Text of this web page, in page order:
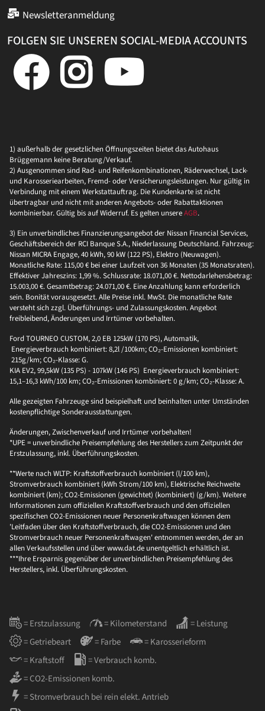
Newsletteranmeldung
FOLGEN SIE UNSEREN SOCIAL-MEDIA ACCOUNTS
1) außerhalb der gesetzlichen Öffnungszeiten bietet das Autohaus
Brüggemann keine Beratung/Verkauf.
2) Ausgenommen sind Rad- und Reifenkombinationen, Räderwechsel, Lack-
und Karosseriearbeiten, Fremd- oder Versicherungsleistungen. Nur gültig in
Verbindung mit einem Werkstattauftrag. Die Kundenkarte ist nicht
übertragbar und nicht mit anderen Angebots- oder Rabattaktionen
kombinierbar. Gültig bis auf Widerruf. Es gelten unsereAGB.
3) Ein unverbindliches Finanzierungsangebot der Nissan Financial Services,
Geschäftsbereich der RCI Banque S.A., Niederlassung Deutschland. Fahrzeug:
Nissan MICRA Engage, 40 kWh, 90 kW (122 PS), Elektro (Neuwagen).
Monatliche Rate: 115,00 € bei einer Laufzeit von 36 Monaten (35 Monatsraten).
Effektiver Jahreszins: 1,99 %. Schlussrate: 18.071,00 €. Nettodarlehensbetrag:
15.003,00 €. Gesamtbetrag: 24.071,00 €. Eine Anzahlung kann erforderlich
sein. Bonität vorausgesetzt. Alle Preise inkl. MwSt. Die monatliche Rate
versteht sich zzgl. Überführungs- und Zulassungskosten. Angebot
freibleibend, Änderungen und Irrtümer vorbehalten.
Ford TOURNEO CUSTOM, 2,0 EB 125kW (170 PS), Automatik,
Energieverbrauch kombiniert: 8,2l /100km; CO₂-Emissionen kombiniert:
215g/km; CO₂-Klasse: G.
KIA EV2, 99,5kW (135 PS) - 107kW (146 PS) Energieverbrauch kombiniert:
15,1–16,3 kWh/100 km; CO₂-Emissionen kombiniert: 0 g/km; CO₂-Klasse: A.
Alle gezeigten Fahrzeuge sind beispielhaft und beinhalten unter Umständen
kostenpflichtige Sonderausstattungen.
Änderungen, Zwischenverkauf und Irrtümer vorbehalten!
*UPE = unverbindliche Preisempfehlung des Herstellers zum Zeitpunkt der
Erstzulassung, inkl. Überführungskosten.
**Werte nach WLTP: Kraftstoffverbrauch kombiniert (l/100 km),
Stromverbrauch kombiniert (kWh Strom/100 km), Elektrische Reichweite
kombiniert (km); CO2-Emissionen (gewichtet) (kombiniert) (g/km). Weitere
Informationen zum offiziellen Kraftstoffverbrauch und den offiziellen
spezifischen CO2-Emissionen neuer Personenkraftwagen können dem
'Leitfaden über den Kraftstoffverbrauch, die CO2-Emissionen und den
Stromverbrauch neuer Personenkraftwagen' entnommen werden, der an
allen Verkaufsstellen und über www.dat.de unentgeltlich erhältlich ist.
***Ihre Ersparnis gegenüber der unverbindlichen Preisempfehlung des
Herstellers, inkl. Überführungskosten.
= Erstzulassung = Kilometerstand
= Leistung
= Getriebeart
= Farbe
= Karosserieform
= Kraftstoff
= Verbrauch komb.
= CO2-Emissionen komb.
= Stromverbrauch bei rein elekt. Antrieb